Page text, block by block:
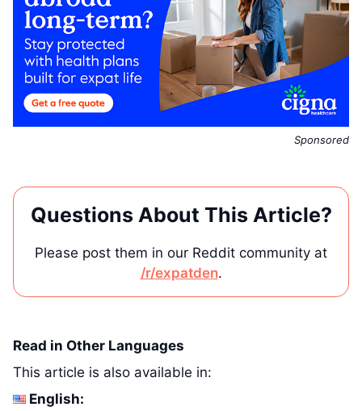
Sponsored
Questions About This Article?
Please post them in our Reddit community at
/r/expatden.
Read in Other Languages
This article is also available in:
English: